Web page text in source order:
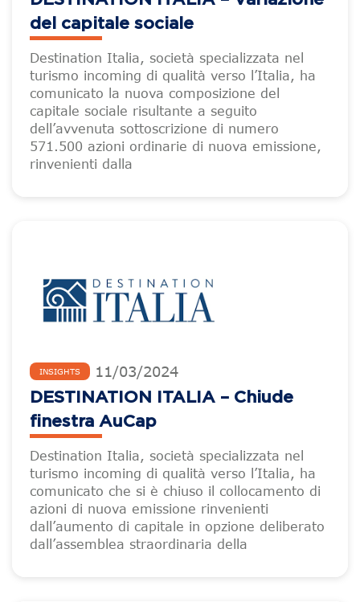
del capitale sociale
Destination Italia, società specializzata nel
turismo incoming di qualità verso l’Italia, ha
comunicato la nuova composizione del
capitale sociale risultante a seguito
dell’avvenuta sottoscrizione di numero
571.500 azioni ordinarie di nuova emissione,
rinvenienti dalla
INSIGHTS 11/03/2024
DESTINATION ITALIA – Chiude
finestra AuCap
Destination Italia, società specializzata nel
turismo incoming di qualità verso l’Italia, ha
comunicato che si è chiuso il collocamento di
azioni di nuova emissione rinvenienti
dall’aumento di capitale in opzione deliberato
dall’assemblea straordinaria della